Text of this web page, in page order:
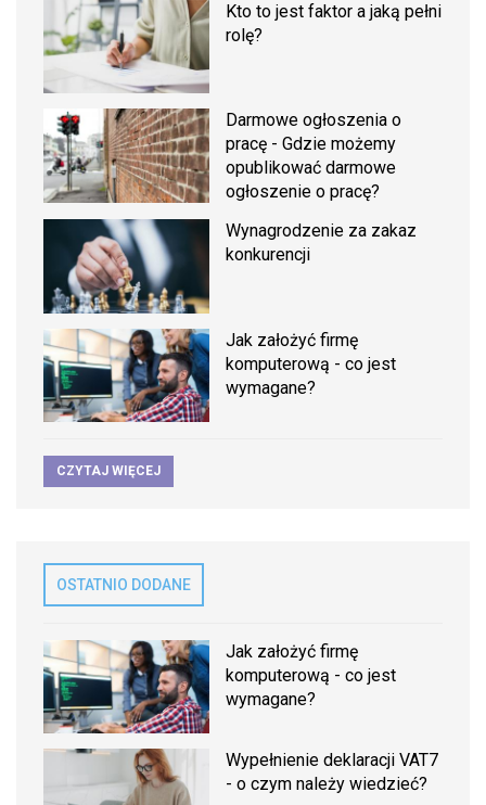
Kto to jest faktor a jaką pełni
rolę?
Darmowe ogłoszenia o
pracę - Gdzie możemy
opublikować darmowe
ogłoszenie o pracę?
Wynagrodzenie za zakaz
konkurencji
Jak założyć firmę
komputerową - co jest
wymagane?
CZYTAJ WIĘCEJ
OSTATNIO DODANE
Jak założyć firmę
komputerową - co jest
wymagane?
Wypełnienie deklaracji VAT7
- o czym należy wiedzieć?